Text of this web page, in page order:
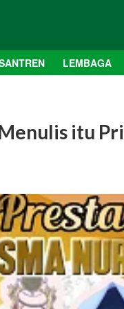
LEMBAGA
itu